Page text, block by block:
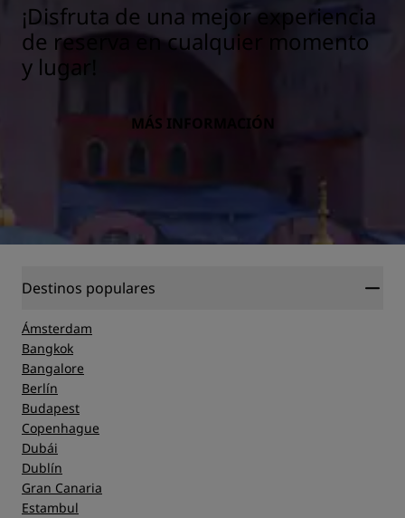
¡Disfruta de una mejor experiencia
de reserva en cualquier momento
y lugar!
MÁS INFORMACIÓN
Destinos populares
Ámsterdam
Bangkok
Bangalore
Berlín
Budapest
Copenhague
Dubái
Dublín
Gran Canaria
Estambul